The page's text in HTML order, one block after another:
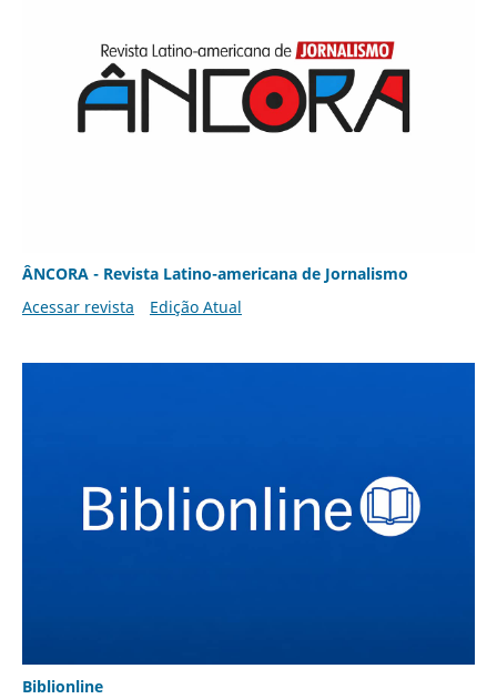
ÂNCORA - Revista Latino-americana de Jornalismo
Acessar revista
Edição Atual
Biblionline